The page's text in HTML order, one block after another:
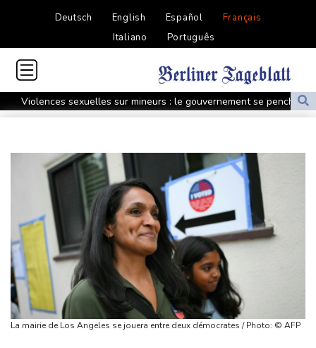
Deutsch English Español
Français
Italiano
Português
Violences sexuelles sur mineurs : le gouvernement se penche
sur les défaillances des enquêtes
morts
Euro d'athlétisme: Duplantis, Werro, Jacobs, les stars à suivre à
Birmingham
Violences sexuelles sur mineurs: un courrier de Darmanin pointe
les défaillances des enquêtes
Le Sénat américain approuve la nomination de Todd Blanche
comme ministre de la Justice
Zelensky en Serbie pour sa première visite chez cet allié de
Moscou
La mairie de Los Angeles se jouera entre deux démocrates / Photo: © AFP